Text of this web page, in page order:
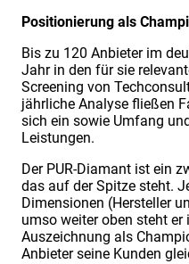
Positionierung als
Bis zu 120 Anbieter im
Jahr in den für sie
Screening von
jährliche Analyse fließen
sich ein sowie Umfang
Leistungen.
Der PUR-Diamant ist ein
das auf der Spitze steht.
Dimensionen (Hersteller
umso weiter oben steht
Auszeichnung als
Anbieter seine Kunden